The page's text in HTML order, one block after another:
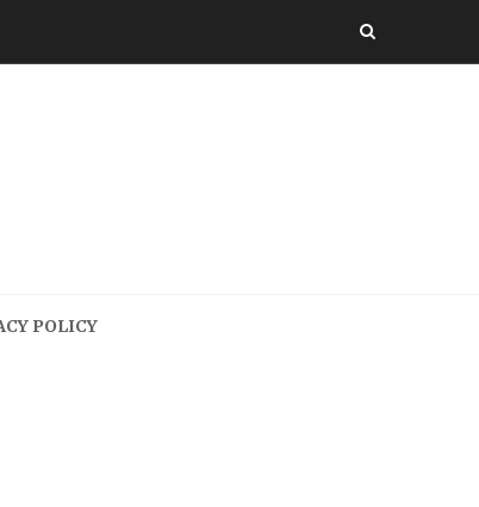
POLICY